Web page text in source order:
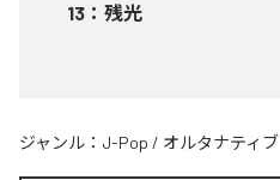
13 ： 残光
ジャンル： J-Pop / オルタナティブ